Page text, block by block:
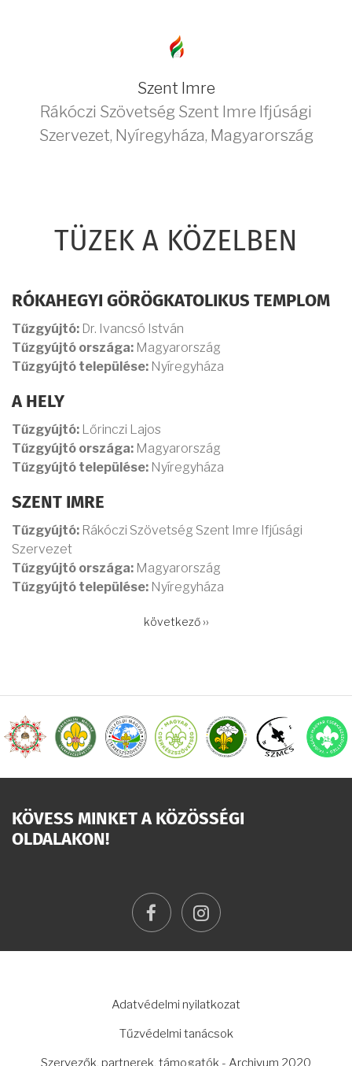
Szent Imre
Rákóczi Szövetség Szent Imre Ifjúsági
Szervezet, Nyíregyháza, Magyarország
TÜZEK A KÖZELBEN
RÓKAHEGYI GÖRÖGKATOLIKUS TEMPLOM
Tűzgyújtó: Dr. Ivancsó István
Tűzgyújtó országa: Magyarország
Tűzgyújtó települése: Nyíregyháza
A HELY
Tűzgyújtó: Lőrinczi Lajos
Tűzgyújtó országa: Magyarország
Tűzgyújtó települése: Nyíregyháza
SZENT IMRE
Tűzgyújtó: Rákóczi Szövetség Szent Imre Ifjúsági
Szervezet
Tűzgyújtó országa: Magyarország
Tűzgyújtó települése: Nyíregyháza
Következő
következő ››
KÖVESS MINKET A KÖZÖSSÉGI
OLDALAKON!
facebookinstagram
Adatvédelmi nyilatkozat
Tűzvédelmi tanácsok
Szervezők, partnerek, támogatók - Archivum 2020